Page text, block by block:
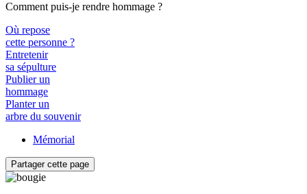
Comment puis-je rendre hommage ?
Où repose
cette personne ?
Entretenir
sa sépulture
Publier un
hommage
Planter un
arbre du souvenir
Mémorial
Partager cette page